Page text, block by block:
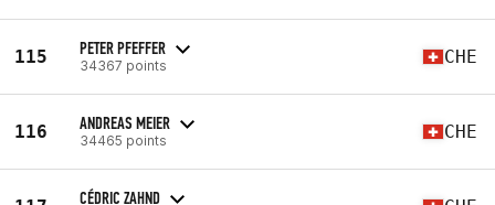
115 PETER PFEFFER
34367 points CHE
116 ANDREAS MEIER
34465 points CHE
CÉDRIC ZAHND